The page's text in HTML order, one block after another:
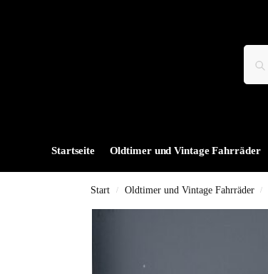
Startseite Oldtimer und Vintage Fahrräder
Start / Oldtimer und Vintage Fahrräder /